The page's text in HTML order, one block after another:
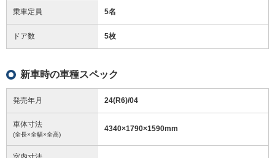
乗車定員 5名
ドア数 5枚
新車時の車種スペック
発売年月 24(R6)/04
車体寸法
(全長×全幅×全高)
4340×1790×1590mm